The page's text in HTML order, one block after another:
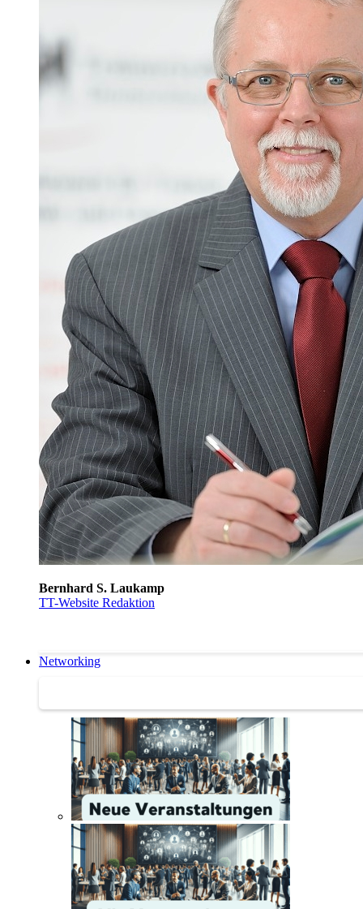
Bernhard S. Laukamp
TT-Website Redaktion
Networking